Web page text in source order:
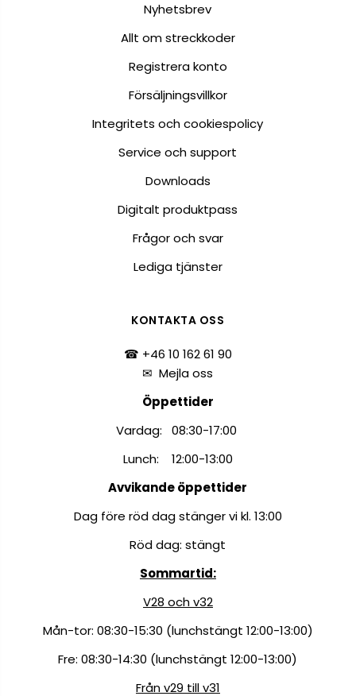
Nyhetsbrev
Allt om streckkoder
Registrera konto
Försäljningsvillkor
Integritets och cookiespolicy
Service och support
Downloads
Digitalt produktpass
Frågor och svar
Lediga tjänster
KONTAKTA OSS
☎ +46 10 162 61 90
✉Mejla oss
Öppettider
Vardag: 08:30-17:00
Lunch: 12:00-13:00
Avvikande öppettider
Dag före röd dag stänger vi kl. 13:00
Röd dag: stängt
Sommartid:
V28 och v32
Mån-tor: 08:30-15:30 (lunchstängt 12:00-13:00)
Fre: 08:30-14:30 (lunchstängt 12:00-13:00)
Från v29 till v31